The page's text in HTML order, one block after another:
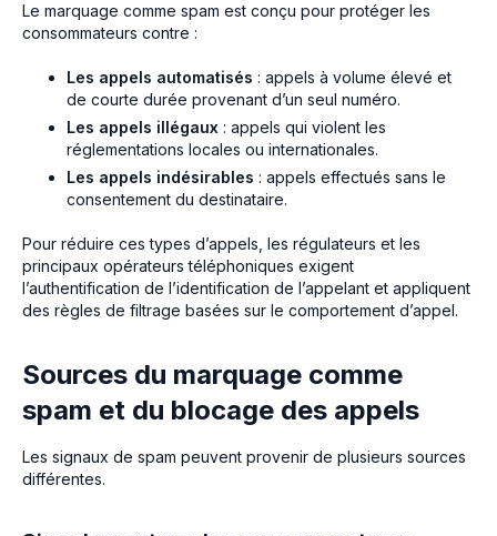
Le marquage comme spam est conçu pour protéger les
consommateurs contre :
Les appels automatisés : appels à volume élevé et
de courte durée provenant d’un seul numéro.
Les appels illégaux : appels qui violent les
réglementations locales ou internationales.
Les appels indésirables : appels effectués sans le
consentement du destinataire.
Pour réduire ces types d’appels, les régulateurs et les
principaux opérateurs téléphoniques exigent
l’authentification de l’identification de l’appelant et appliquent
des règles de filtrage basées sur le comportement d’appel.
Sources du marquage comme
spam et du blocage des appels
Les signaux de spam peuvent provenir de plusieurs sources
différentes.